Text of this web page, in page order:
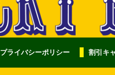
プライバシーポリシー 割引キ